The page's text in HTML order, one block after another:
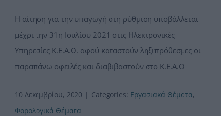
Η αίτηση για την υπαγωγή στη ρύθμιση υποβάλλεται
μέχρι την 31η Ιουλίου 2021 στις Ηλεκτρονικές
Υπηρεσίες Κ.Ε.Α.Ο. αφού καταστούν ληξιπρόθεσμες οι
παραπάνω οφειλές και διαβιβαστούν στο Κ.Ε.Α.Ο
10 Δεκεμβρίου, 2020 | Categories: Εργασιακά Θέματα,
Φορολογικά Θέματα